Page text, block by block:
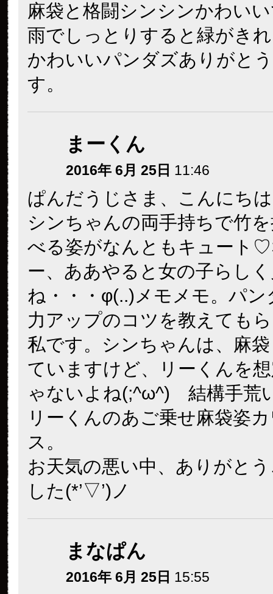
麻袋と格闘シンシンかわい
雨でしっとりすると緑がき
かわいいパンダズありがと
す。
まーくん
2016年 6月 25日 11:46
ぱんだうじさま、こんにち
シンちゃんの両手持ちで竹
べる姿がなんともキュート
ー、ああやると女の子らし
ね・・・φ(..)メモメモ。パン
力アップのコツを教えても
私です。シンちゃんは、麻
ていますけど、リーくんを
ゃないよね(;^ω^) 結構手荒
リーくんのあご乗せ麻袋姿
ス。
お天気の悪い中、ありがと
した(*’▽’)ノ
まなぱん
2016年 6月 25日 15:55